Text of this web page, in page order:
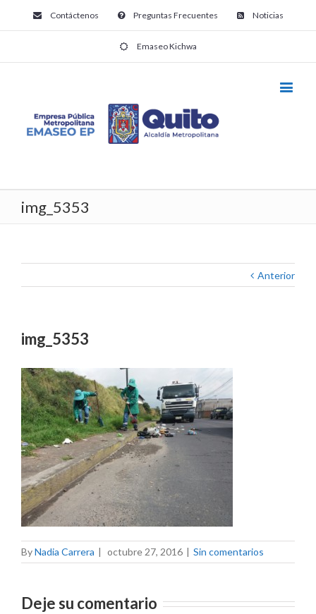
Contáctenos Preguntas Frecuentes Noticias
Emaseo Kichwa
img_5353
Anterior
img_5353
ByNadia Carrera | octubre 27, 2016 | Sin comentarios
Deje su comentario